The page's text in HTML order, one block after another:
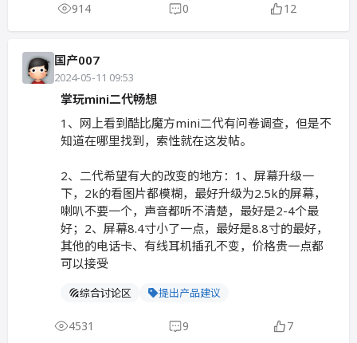
914 0 12
国产007
2024-05-11 09:53
掌玩mini二代畅想
1、网上看到酷比魔方mini二代有问卷调查，但是不
知道在哪里找到，索性就在这发帖。
2、二代希望有大的改变的地方：1、屏幕升级一
下，2k的看图片都模糊，最好升级为2.5k的屏幕，
喇叭不要一个，声音都听不清楚，最好是2-4个最
好；2、屏幕8.4寸小了一点，最好是8.8寸的最好，
其他的电话卡、有线耳机插孔不变，价格贵一点都
可以接受
综合讨论区 提出产品建议
4531 9 7